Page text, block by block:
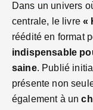
Dans un univers
centrale, le livre«
réédité en format
indispensable
saine. Publié
présente non
également à un